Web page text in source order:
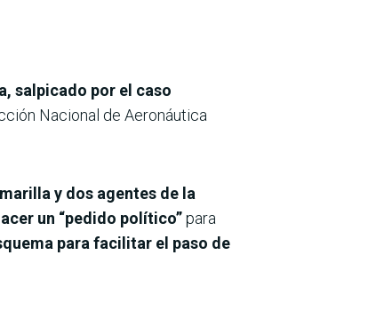
salpicado por el caso
Nacional de Aeronáutica
y dos agentes de la
un “pedido político”para
para facilitar el paso de